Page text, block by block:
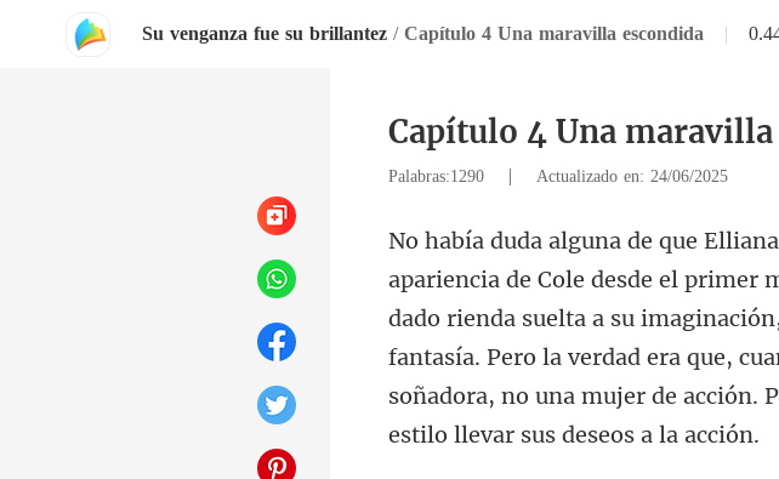
Su venganza fue su brillantez / Capítulo 4 Una maravilla escondida |
Capítulo 4 Una maravilla
Palabras:1290 | Actualizado en: 24/06/2025
dado rienda suelta a su
fantasía. Pero la verdad era que,